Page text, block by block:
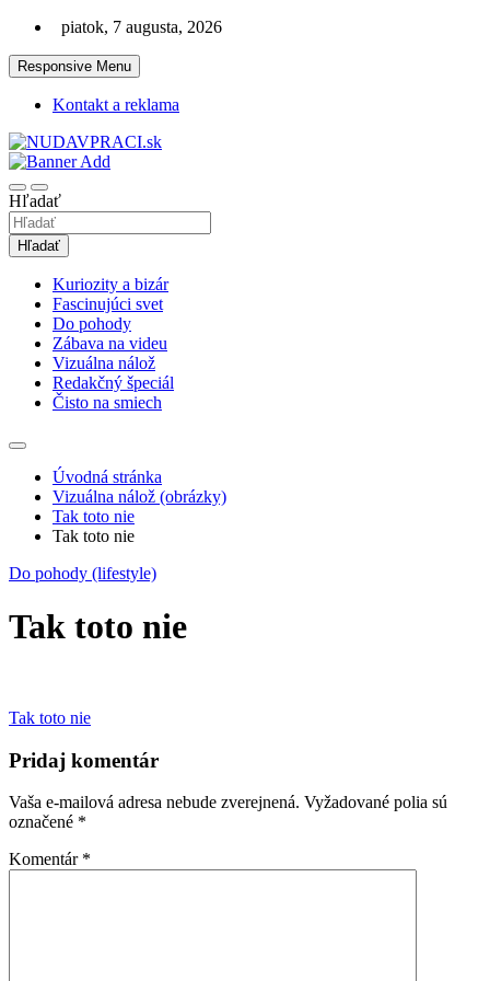
Skip
content
piatok, 7 augusta, 2026
Responsive Menu
Kontakt a reklama
nudaVpráci.sk
Hľadať
Hľadať
Kuriozity a bizár
Fascinujúci svet
Do pohody
Zábava na videu
Vizuálna nálož
Redakčný špeciál
Čisto na smiech
Úvodná stránka
Vizuálna nálož (obrázky)
Tak toto nie
Tak toto nie
Do pohody (lifestyle)
Tak toto nie
Navigácia
v
článku
Tak toto nie
Pridaj komentár
Vaša e-mailová adresa nebude zverejnená. Vyžadované polia sú
označené *
Komentár *